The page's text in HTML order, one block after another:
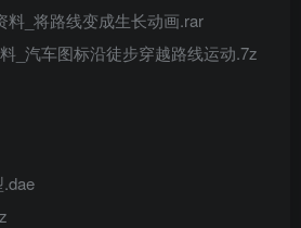
料_将路线变成生长动画.rar
_汽车图标沿徒步穿越路线运动.7z